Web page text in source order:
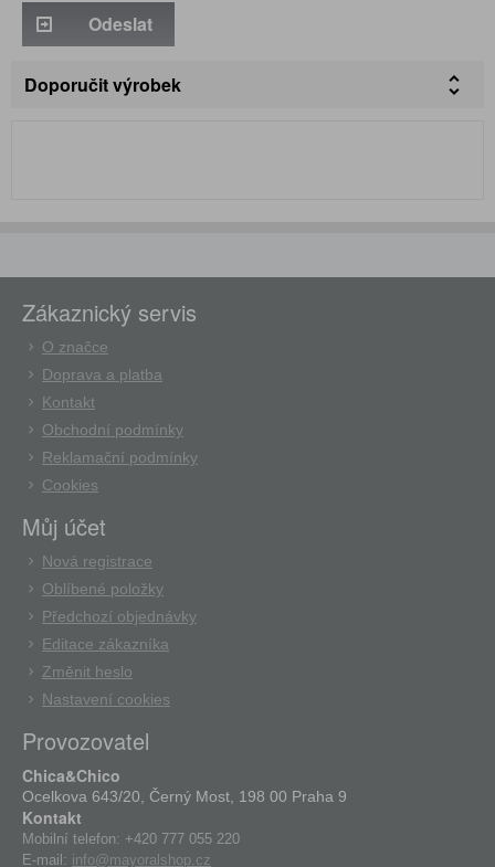
Odeslat
Doporučit výrobek
Zákaznický servis
O značce
Doprava a platba
Kontakt
Obchodní podmínky
Reklamační podmínky
Cookies
Můj účet
Nová registrace
Oblíbené položky
Předchozí objednávky
Editace zákazníka
Změnit heslo
Nastavení cookies
Provozovatel
Chica&Chico
Ocelkova 643/20, Černý Most, 198 00 Praha 9
Kontakt
Mobilní telefon: +420 777 055 220
E-mail: info@mayoralshop.cz